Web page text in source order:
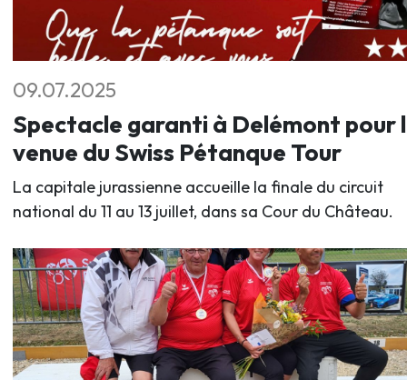
09.07.2025
Spectacle garanti à Delémont pour
venue du Swiss Pétanque Tour
La capitale jurassienne accueille la finale du circuit
national du 11 au 13 juillet, dans sa Cour du Château.